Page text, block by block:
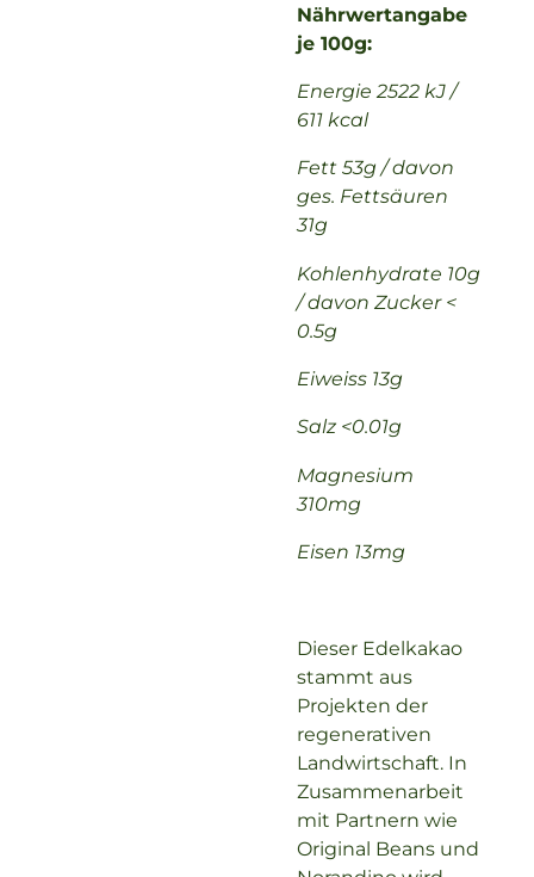
Nährwertangabe
je 100g:
Energie 2522 kJ /
611 kcal
Fett 53g / davon
ges. Fettsäuren
31g
Kohlenhydrate 10g
/ davon Zucker <
0.5g
Eiweiss 13g
Salz <0.01g
Magnesium
310mg
Eisen 13mg
Dieser Edelkakao
stammt aus
Projekten der
regenerativen
Landwirtschaft. In
Zusammenarbeit
mit Partnern wie
Original Beans und